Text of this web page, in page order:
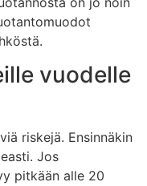
vuodelle
riskejä. Ensinnäkin
Jos
pitkään alle 20